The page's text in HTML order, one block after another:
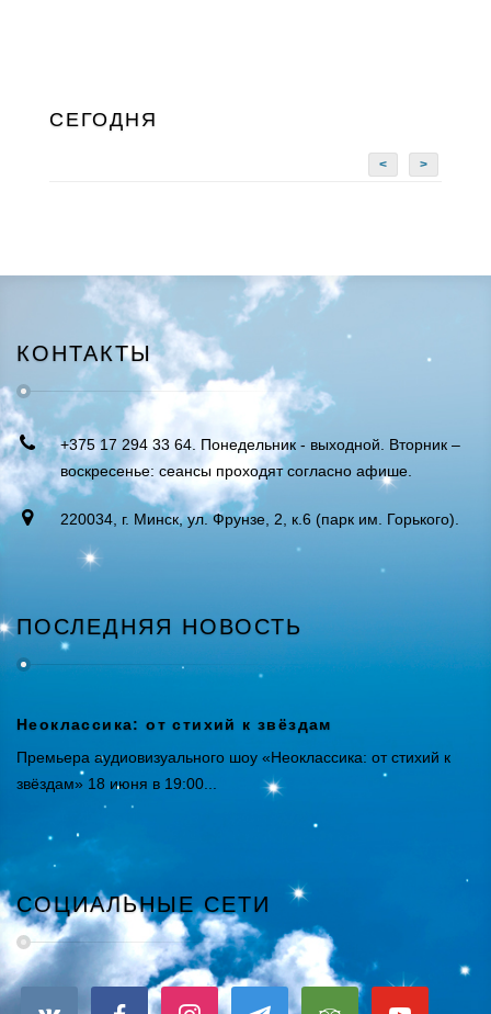
СЕГОДНЯ
< >
КОНТАКТЫ
+375 17 294 33 64. Понедельник - выходной. Вторник –
воскресенье: сеансы проходят согласно афише.
220034, г. Минск, ул. Фрунзе, 2, к.6 (парк им. Горького).
ПОСЛЕДНЯЯ НОВОСТЬ
Неоклассика: от стихий к звёздам
Премьера аудиовизуального шоу «Неоклассика: от стихий к
звёздам» 18 июня в 19:00...
СОЦИАЛЬНЫЕ СЕТИ